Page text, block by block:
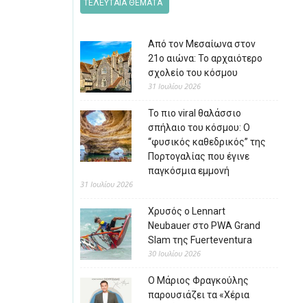
ΤΕΛΕΥΤΑΙΑ ΘΕΜΑΤΑ
Από τον Μεσαίωνα στον
21ο αιώνα: Το αρχαιότερο
σχολείο του κόσμου
31 Ιουλίου 2026
Το πιο viral θαλάσσιο
σπήλαιο του κόσμου: Ο
“φυσικός καθεδρικός” της
Πορτογαλίας που έγινε
παγκόσμια εμμονή
31 Ιουλίου 2026
Χρυσός ο Lennart
Neubauer στο PWA Grand
Slam της Fuerteventura
30 Ιουλίου 2026
Ο Μάριος Φραγκούλης
παρουσιάζει τα «Χέρια